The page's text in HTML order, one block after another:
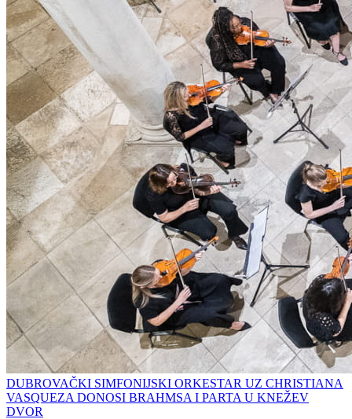
DUBROVAČKI SIMFONIJSKI ORKESTAR UZ CHRISTIANA
VASQUEZA DONOSI BRAHMSA I PARTA U KNEŽEV
DVOR